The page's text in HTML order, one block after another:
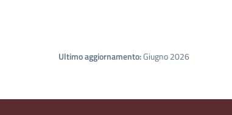
Ultimo aggiornamento:Giugno 2026